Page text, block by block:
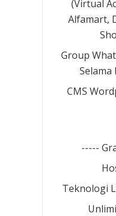
(Virtual
Alfamart,
Group
Selama
CMS
-----
Teknologi